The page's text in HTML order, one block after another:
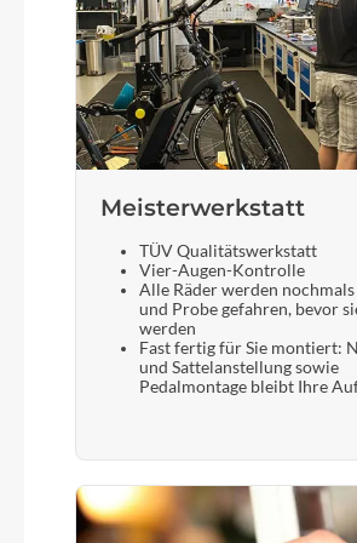
Meisterwerkstatt
TÜV Qualitätswerkstatt
Vier-Augen-Kontrolle
Alle Räder werden
und Probe gefahren, bevor
werden
Fast fertig für Sie montiert:
und Sattelanstellung sowie
Pedalmontage bleibt Ihre